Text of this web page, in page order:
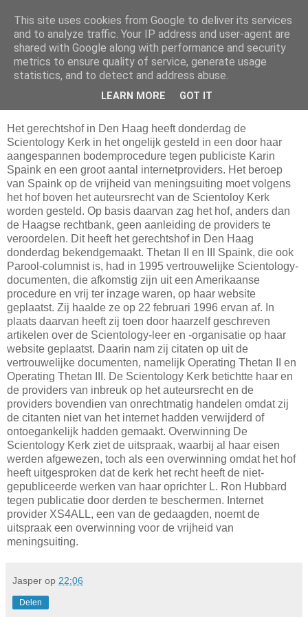
Da_Blog
You don't put a bumpersticker on a Bentley
donderdag, september 04, 2003
Het gerechtshof in Den Haag heeft donderdag de
Scientology Kerk in het ongelijk gesteld in een door haar
aangespannen bodemprocedure tegen publiciste Karin
Spaink en een groot aantal internetproviders. Het beroep
van Spaink op de vrijheid van meningsuiting moet volgens
het hof boven het auteursrecht van de Scientoloy Kerk
worden gesteld. Op basis daarvan zag het hof, anders dan
de Haagse rechtbank, geen aanleiding de providers te
veroordelen. Dit heeft het gerechtshof in Den Haag
donderdag bekendgemaakt. Thetan II en III Spaink, die ook
Parool-columnist is, had in 1995 vertrouwelijke Scientology-
documenten, die afkomstig zijn uit een Amerikaanse
procedure en vrij ter inzage waren, op haar website
geplaatst. Zij haalde ze op 22 februari 1996 ervan af. In
plaats daarvan heeft zij toen door haarzelf geschreven
artikelen over de Scientology-leer en -organisatie op haar
website geplaatst. Daarin nam zij citaten op uit de
vertrouwelijke documenten, namelijk Operating Thetan II en
Operating Thetan III. De Scientology Kerk betichtte haar en
de providers van inbreuk op het auteursrecht en de
providers bovendien van onrechtmatig handelen omdat zij
de citanten niet van het internet hadden verwijderd of
ontoegankelijk hadden gemaakt. Overwinning De
Scientology Kerk ziet de uitspraak, waarbij al haar eisen
werden afgewezen, toch als een overwinning omdat het hof
heeft uitgesproken dat de kerk het recht heeft de niet-
gepubliceerde werken van haar oprichter L. Ron Hubbard
tegen publicatie door derden te beschermen. Internet
provider XS4ALL, een van de gedaagden, noemt de
uitspraak een overwinning voor de vrijheid van
meningsuiting.
Jasper op 22:06
Delen
This site uses cookies from Google to deliver its services
and to analyze traffic. Your IP address and user-agent are
shared with Google along with performance and security
metrics to ensure quality of service, generate usage
statistics, and to detect and address abuse.
LEARN MORE GOT IT